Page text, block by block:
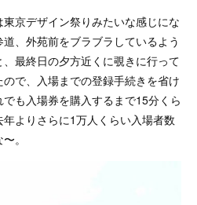
京デザイン祭りみたいな感じにな
、外苑前をブラブラしているよう
最終日の夕方近くに覗きに行って
で、入場までの登録手続きを省け
も入場券を購入するまで15分くら
よりさらに1万人くらい入場者数
。